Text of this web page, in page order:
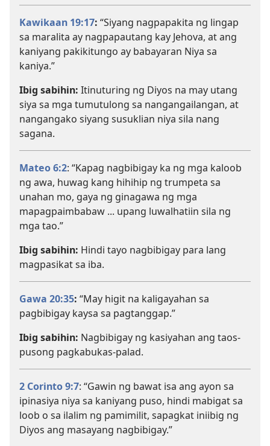
Kawikaan 19:17: “Siyang nagpapakita ng lingap
sa maralita ay nagpapautang kay Jehova, at ang
kaniyang pakikitungo ay babayaran Niya sa
kaniya.”
Ibig sabihin: Itinuturing ng Diyos na may utang
siya sa mga tumutulong sa nangangailangan, at
nangangako siyang susuklian niya sila nang
sagana.
Mateo 6:2: “Kapag nagbibigay ka ng mga kaloob
ng awa, huwag kang hihihip ng trumpeta sa
unahan mo, gaya ng ginagawa ng mga
mapagpaimbabaw ... upang luwalhatiin sila ng
mga tao.”
Ibig sabihin: Hindi tayo nagbibigay para lang
magpasikat sa iba.
Gawa 20:35: “May higit na kaligayahan sa
pagbibigay kaysa sa pagtanggap.”
Ibig sabihin: Nagbibigay ng kasiyahan ang taos-
pusong pagkabukas-palad.
2 Corinto 9:7: “Gawin ng bawat isa ang ayon sa
ipinasiya niya sa kaniyang puso, hindi mabigat sa
loob o sa ilalim ng pamimilit, sapagkat iniibig ng
Diyos ang masayang nagbibigay.”